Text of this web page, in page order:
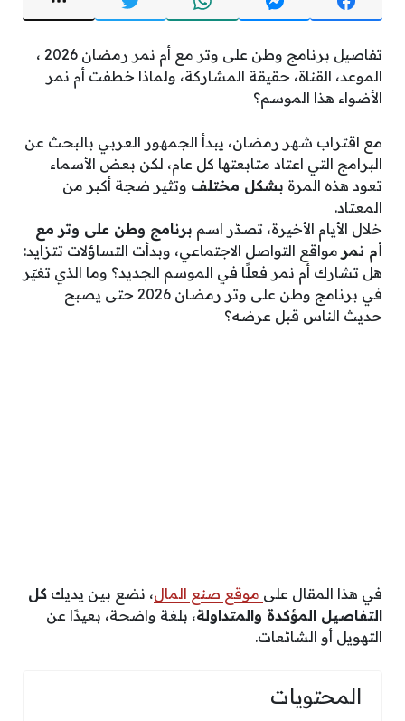
تفاصيل برنامج وطن على وتر مع أم نمر رمضان 2026 ،
الموعد، القناة، حقيقة المشاركة، ولماذا خطفت أم نمر
الأضواء هذا الموسم؟
مع اقتراب شهر رمضان، يبدأ الجمهور العربي بالبحث عن
البرامج التي اعتاد متابعتها كل عام، لكن بعض الأسماء
تعود هذه المرة بشكل مختلف وتثير ضجة أكبر من
المعتاد.
خلال الأيام الأخيرة، تصدّر اسم برنامج وطن على وتر مع
أم نمر مواقع التواصل الاجتماعي، وبدأت التساؤلات تتزايد:
هل تشارك أم نمر فعلًا في الموسم الجديد؟ وما الذي تغيّر
في برنامج وطن على وتر رمضان 2026 حتى يصبح
حديث الناس قبل عرضه؟
في هذا المقال على موقع صنع المال، نضع بين يديك كل
التفاصيل المؤكدة والمتداولة، بلغة واضحة، بعيدًا عن
التهويل أو الشائعات.
المحتويات